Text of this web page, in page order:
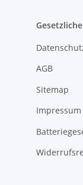
AGB
Sitemap
Impressum